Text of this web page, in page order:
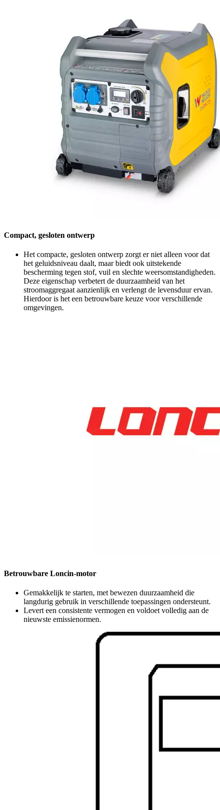
Compact, gesloten ontwerp
Het compacte, gesloten ontwerp zorgt er niet alleen voor dat
het geluidsniveau daalt, maar biedt ook uitstekende
bescherming tegen stof, vuil en slechte weersomstandigheden.
Deze eigenschap verbetert de duurzaamheid van het
stroomaggregaat aanzienlijk en verlengt de levensduur ervan.
Hierdoor is het een betrouwbare keuze voor verschillende
omgevingen.
Betrouwbare Loncin-motor
Gemakkelijk te starten, met bewezen duurzaamheid die
langdurig gebruik in verschillende toepassingen ondersteunt.
Levert een consistente vermogen en voldoet volledig aan de
nieuwste emissienormen.